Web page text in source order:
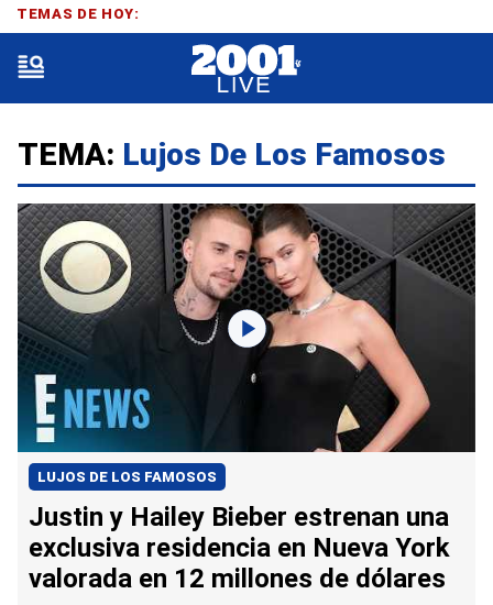
TEMA: Lujos De Los Famosos
LUJOS DE LOS FAMOSOS
Justin y Hailey Bieber estrenan una
exclusiva residencia en Nueva York
valorada en 12 millones de dólares
TEMAS DE HOY: